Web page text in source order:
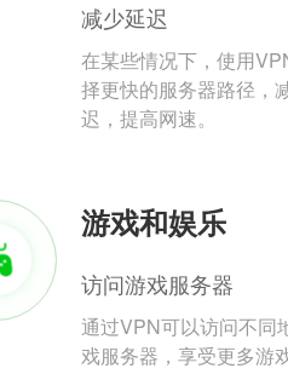
减少延迟
在某些情况下，使用
择更快的服务器路径，
迟，提高网速。
游戏和娱乐
访问游戏服务器
通过VPN可以访问不同
戏服务器，享受更多游